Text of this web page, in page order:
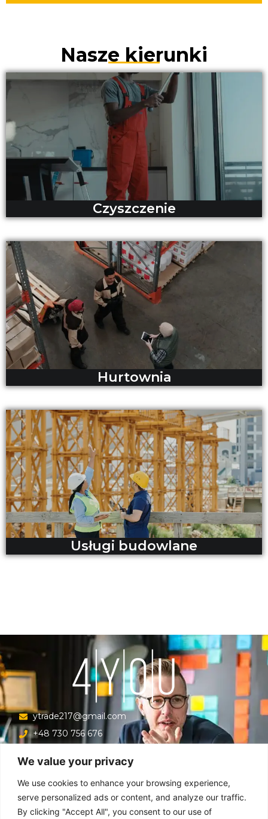
We value your privacy
We use cookies to enhance your browsing experience,
serve personalized ads or content, and analyze our traffic.
By clicking "Accept All", you consent to our use of
Nasze kierunki
Czyszczenie
Hurtownia
Usługi budowlane
ytrade217@gmail.com
+48 730 756 676
Menu
Główna